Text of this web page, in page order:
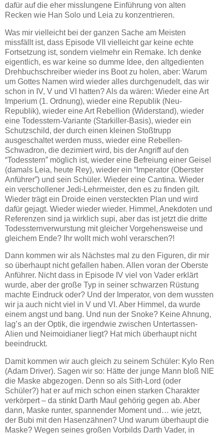
dafür auf die eher misslungene Einführung von alten
Recken wie Han Solo und Leia zu konzentrieren.
Was mir vielleicht bei der ganzen Sache am Meisten
missfällt ist, dass Episode VII vielleicht gar keine echte
Fortsetzung ist, sondern vielmehr ein Remake. Ich denke
eigentlich, es war keine so dumme Idee, den altgedienten
Drehbuchschreiber wieder ins Boot zu holen, aber: Warum
um Gottes Namen wird wieder alles durchgenudelt, das wir
schon in IV, V und VI hatten? Als da wären: Wieder eine Art
Imperium (1. Ordnung), wieder eine Republik (Neu-
Republik), wieder eine Art Rebellion (Widerstand), wieder
eine Todesstern-Variante (Starkiller-Basis), wieder ein
Schutzschild, der durch einen kleinen Stoßtrupp
ausgeschaltet werden muss, wieder eine Rebellen-
Schwadron, die dezimiert wird, bis der Angriff auf den
“Todesstern” möglich ist, wieder eine Befreiung einer Geisel
(damals Leia, heute Rey), wieder ein “Imperator (Oberster
Anführer”) und sein Schüler. Wieder eine Cantina. Wieder
ein verschollener Jedi-Lehrmeister, den es zu finden gilt.
Wieder trägt ein Droide einen versteckten Plan und wird
dafür gejagt. Wieder wieder wieder. Himmel, Anekdoten und
Referenzen sind ja wirklich supi, aber das ist jetzt die dritte
Todessternverwurstung mit gleicher Vorgehensweise und
gleichem Ende? Ihr wollt mich wohl verarschen?!
Dann kommen wir als Nächstes mal zu den Figuren, dir mir
so überhaupt nicht gefallen haben. Allen voran der Oberste
Anführer. Nicht dass in Episode IV viel von Vader erklärt
wurde, aber der große Typ in seiner schwarzen Rüstung
machte Eindruck oder? Und der Imperator, von dem wussten
wir ja auch nicht viel in V und VI. Aber Himmel, da wurde
einem angst und bang. Und nun der Snoke? Keine Ahnung,
lag’s an der Optik, die irgendwie zwischen Untertassen-
Alien und Neimoidianer liegt? Hat mich überhaupt nicht
beeindruckt.
Damit kommen wir auch gleich zu seinem Schüler: Kylo Ren
(Adam Driver). Sagen wir so: Hätte der junge Mann bloß NIE
die Maske abgezogen. Denn so als Sith-Lord (oder
Schüler?) hat er auf mich schon einen starken Charakter
verkörpert – da stinkt Darth Maul gehörig gegen ab. Aber
dann, Maske runter, spannender Moment und… wie jetzt,
der Bubi mit den Hasenzähnen? Und warum überhaupt die
Maske? Wegen seines großen Vorbilds Darth Vader, in